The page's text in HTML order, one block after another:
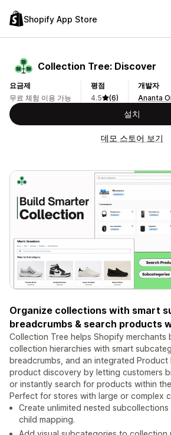
Shopify App Store
Collection Tree: Discover
요금제
무료 체험 이용 가능
평점
4.5
(6)
개발자
Ananta
설치
데모 스토어 보기
Organize collections with smart
breadcrumbs & search products
Collection Tree helps Shopify merchants
collection hierarchies with smart
breadcrumbs, and an integrated Product
product discovery by letting customers
or instantly search for products within
Perfect for stores with large or complex
Create unlimited nested
child mapping.